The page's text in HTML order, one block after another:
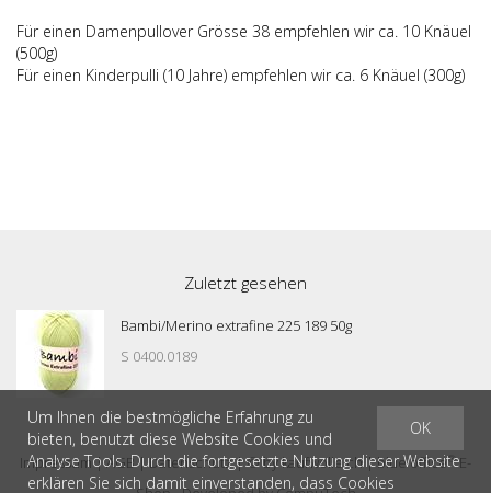
Für einen Damenpullover Grösse 38 empfehlen wir ca. 10 Knäuel
(500g)
Für einen Kinderpulli (10 Jahre) empfehlen wir ca. 6 Knäuel (300g)
Zuletzt gesehen
Bambi/Merino extrafine 225 189 50g
S 0400.0189
Impressum|AGB|Datenschutz| © bykaufwolle.ch|blue office®E-
OK
Um Ihnen die bestmögliche Erfahrung zu
bieten, benutzt diese Website Cookies und
Analyse Tools. Durch die fortgesetzte Nutzung dieser Website
erklären Sie sich damit einverstanden, dass Cookies